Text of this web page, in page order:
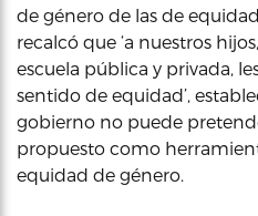
de género de las de
recalcó que ‘a nuestros
escuela pública y privada,
sentido de equidad’,
gobierno no puede
propuesto como
equidad de género.